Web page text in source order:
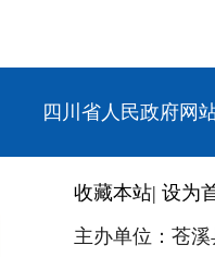
四川省人民政府网
收藏本站| 设为
主办单位：苍